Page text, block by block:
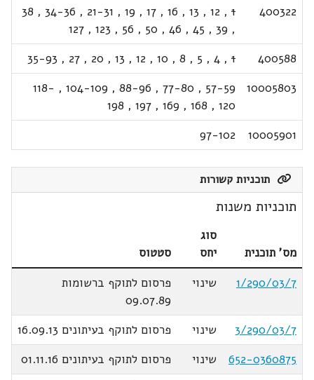
400322
1
,
12
,
13
,
16
,
17
,
19
,
21-31
,
34-36
,
38
,
39
,
45
,
46
,
50
,
56
,
123
,
127
400588
1
,
4
,
5
,
8
,
10
,
12
,
13
,
20
,
27
,
35-93
10005803
57-59
,
77-80
,
88-96
,
104-109
,
118-
120
,
168
,
169
,
197
,
198
10005901
97-102
תוכניות קשורות
תוכניות משנות
מס' תוכנית
סוג
יחס
סטטוס
1/290/03/7
שינוי
פרסום לתוקף ברשומות
09.07.89
3/290/03/7
שינוי
פרסום לתוקף בעיתונים 16.09.13
652-0360875
שינוי
פרסום לתוקף בעיתונים 01.11.16